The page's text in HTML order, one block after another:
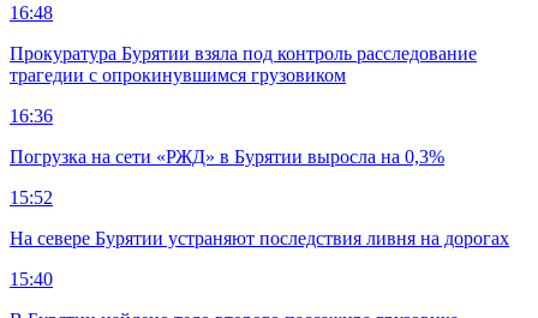
16:48
Прокуратура Бурятии взяла под контроль расследование
трагедии с опрокинувшимся грузовиком
16:36
Погрузка на сети «РЖД» в Бурятии выросла на 0,3%
15:52
На севере Бурятии устраняют последствия ливня на дорогах
15:40